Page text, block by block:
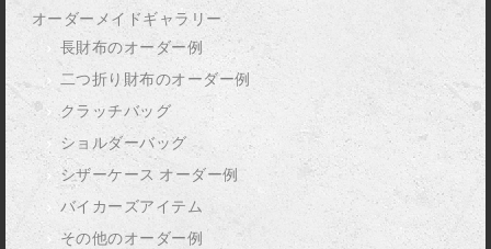
オーダーメイドギャラリー
長財布のオーダー例
二つ折り財布のオーダー例
クラッチバッグ
ショルダーバッグ
シザーケース オーダー例
バイカーズアイテム
その他のオーダー例